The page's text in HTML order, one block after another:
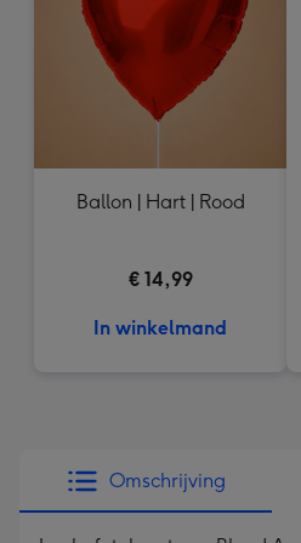
240
mm
Ballon | Hart | Rood
€ 14,99
In winkelmand
Omschrijving